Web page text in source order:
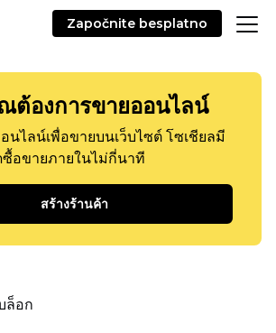
Započnite besplatno
ต้องการขายออนไลน์
นไลน์เพื่อขายบนเว็บไซต์ โซเชียลมี
ซื้อขายภายในไม่กี่นาที
สร้างร้านค้า
ล็อก